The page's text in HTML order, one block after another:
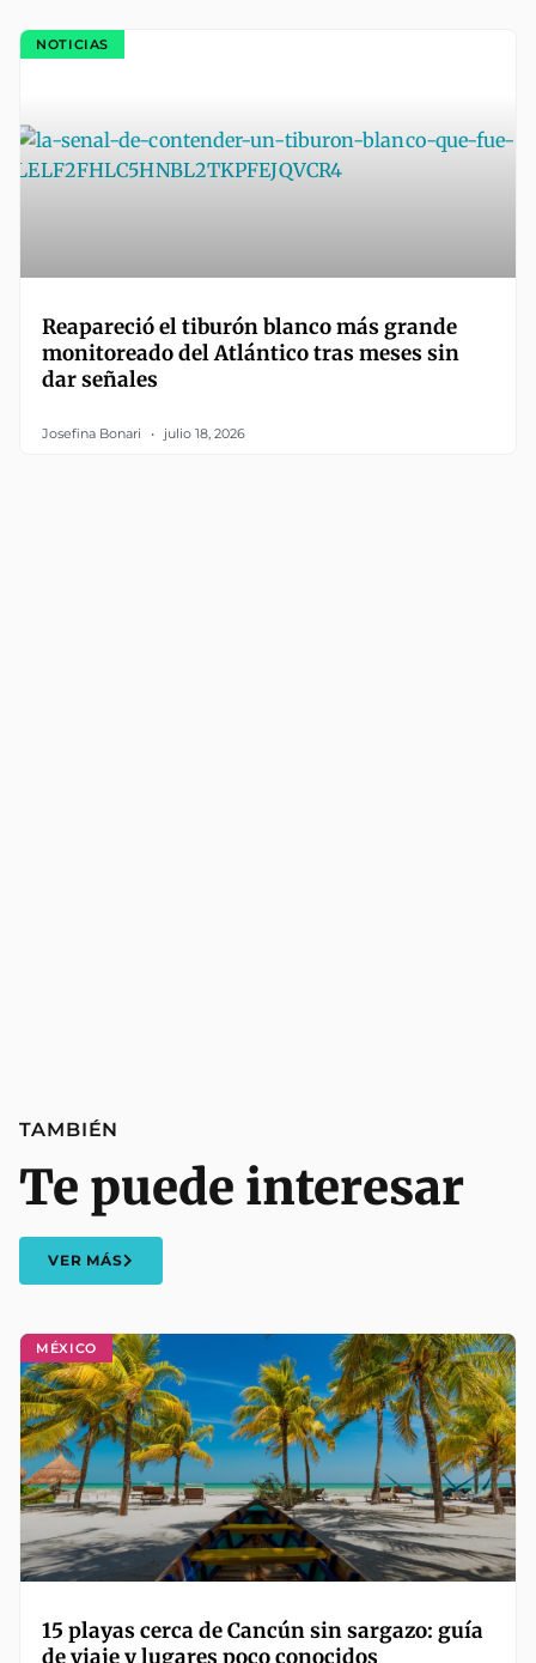
NOTICIAS
Reapareció el tiburón blanco más grande
monitoreado del Atlántico tras meses sin
dar señales
Josefina Bonari julio 18, 2026
MÉXICO
15 playas cerca de Cancún sin sargazo: guía
de viaje y lugares poco conocidos
TAMBIÉN
Te puede interesar
VER MÁS